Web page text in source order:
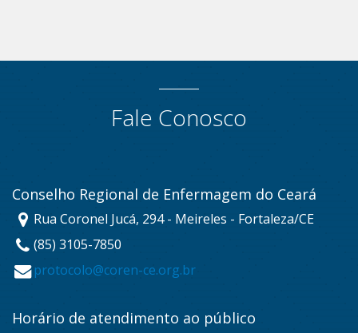
Fale Conosco
Conselho Regional de Enfermagem do Ceará
Rua Coronel Jucá, 294 - Meireles - Fortaleza/CE
(85) 3105-7850
protocolo@coren-ce.org.br
Horário de atendimento ao público